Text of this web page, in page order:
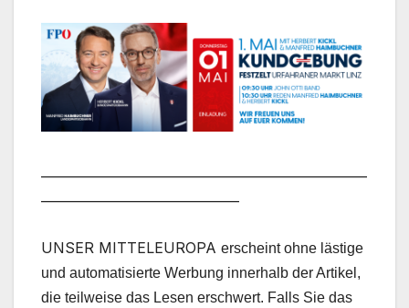
UNSER MITTELEUROPA erscheint ohne lästige
und automatisierte Werbung innerhalb der Artikel,
die teilweise das Lesen erschwert. Falls Sie das